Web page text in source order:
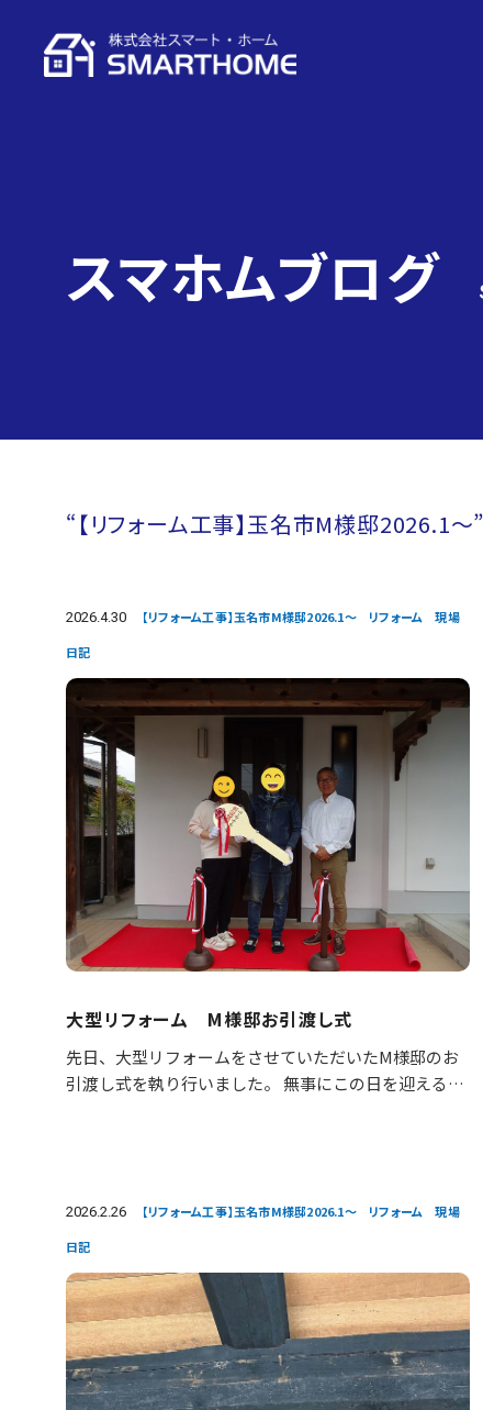
スマホムブログ
“【リフォーム工事】玉名市M様邸2026.1
2026.4.30
【リフォーム工事】玉名市M様邸2026.1～ リフォーム 現場
日記
大型リフォーム M様邸お引渡し式
先日、大型リフォームをさせていただいたM様邸のお
引渡し式を執り行いました。 無事にこの日を迎えるこ
2026.2.26
【リフォーム工事】玉名市M様邸2026.1～ リフォーム 現場
日記